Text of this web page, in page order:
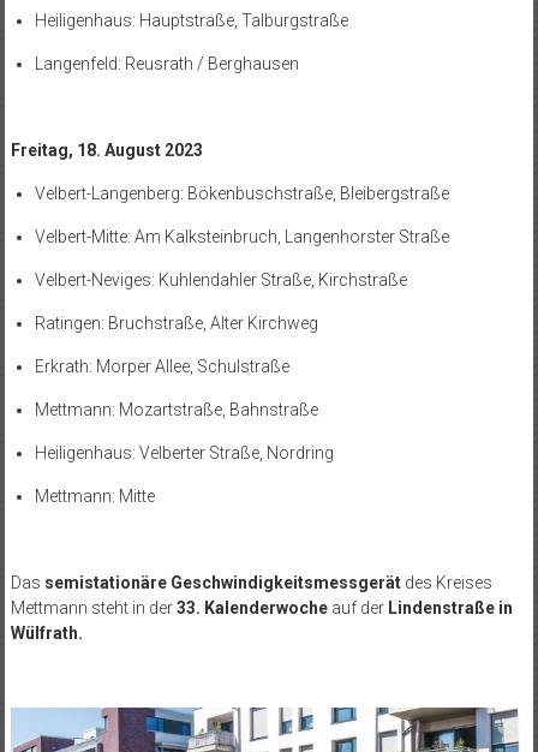
Heiligenhaus: Hauptstraße, Talburgstraße
Langenfeld: Reusrath / Berghausen
Freitag, 18. August 2023
Velbert-Langenberg: Bökenbuschstraße, Bleibergstraße
Velbert-Mitte: Am Kalksteinbruch, Langenhorster Straße
Velbert-Neviges: Kuhlendahler Straße, Kirchstraße
Ratingen: Bruchstraße, Alter Kirchweg
Erkrath: Morper Allee, Schulstraße
Mettmann: Mozartstraße, Bahnstraße
Heiligenhaus: Velberter Straße, Nordring
Mettmann: Mitte
Das semistationäre Geschwindigkeitsmessgerätdes Kreises
Mettmann steht in der33. Kalenderwocheauf der Lindenstraße in
Wülfrath.